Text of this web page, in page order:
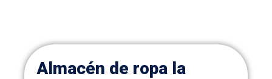
Almacén de ropa la